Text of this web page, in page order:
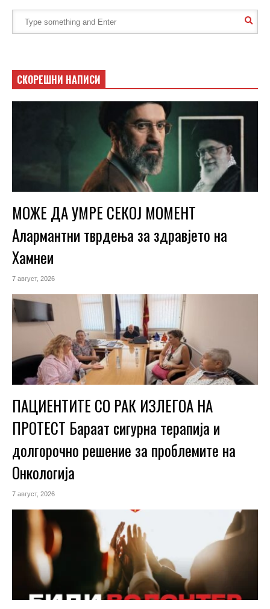
СКОРЕШНИ НАПИСИ
МОЖЕ ДА УМРЕ СЕКОЈ МОМЕНТ
Алармантни тврдења за здравјето на
Хамнеи
7 август, 2026
ПАЦИЕНТИТЕ СО РАК ИЗЛЕГОА НА
ПРОТЕСТ Бараат сигурна терапија и
долгорочно решение за проблемите на
Онкологија
7 август, 2026